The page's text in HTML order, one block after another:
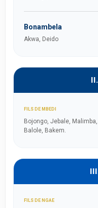
Bonambela
Akwa, Deido
FILS DE MBEDI
Bojongo, Jebale,
Balole, Bakem.
FILS DE NGAE